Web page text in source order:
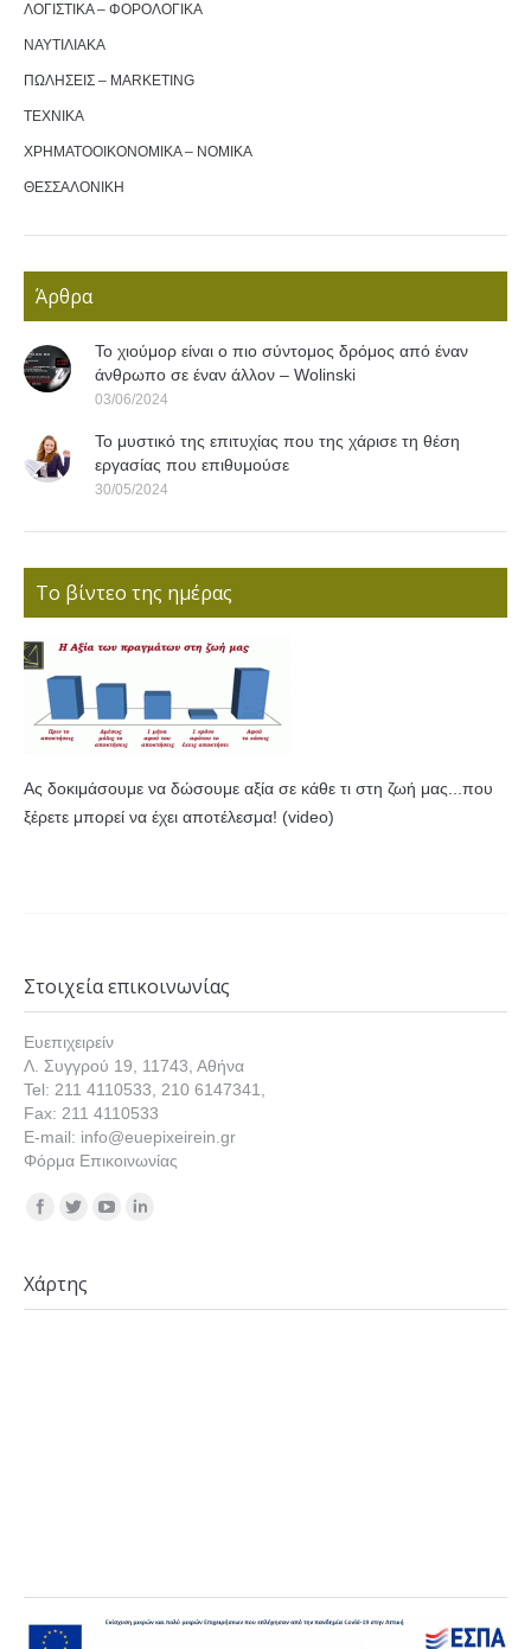
ΛΟΓΙΣΤΙΚΑ – ΦΟΡΟΛΟΓΙΚΑ
ΝΑΥΤΙΛΙΑΚΑ
ΠΩΛΗΣΕΙΣ – MARKETING
ΤΕΧΝΙΚΑ
ΧΡΗΜΑΤΟΟΙΚΟΝΟΜΙΚΑ – ΝΟΜΙΚΑ
ΘΕΣΣΑΛΟΝΙΚΗ
Άρθρα
Το χιούμορ είναι ο πιο σύντομος δρόμος από έναν
άνθρωπο σε έναν άλλον – Wolinski
03/06/2024
Το μυστικό της επιτυχίας που της χάρισε τη θέση
εργασίας που επιθυμούσε
30/05/2024
Το βίντεο της ημέρας
Ας δοκιμάσουμε να δώσουμε αξία σε κάθε τι στη ζωή μας...που
ξέρετε μπορεί να έχει αποτέλεσμα! (video)
Στοιχεία επικοινωνίας
Ευεπιχειρείν
Λ. Συγγρού 19, 11743, Αθήνα
Tel: 211 4110533, 210 6147341,
Fax: 211 4110533
E-mail: info@euepixeirein.gr
Φόρμα Επικοινωνίας
Find us on:
Χάρτης